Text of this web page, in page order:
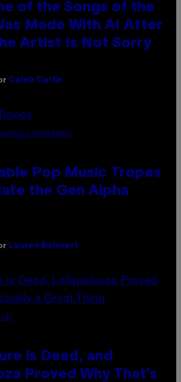
of the Songs of the
Made With AI After
Artist Is Not Sorry
Caleb Catlin
REDFERNS)
Pop Music Tropes
the Gen Alpha
Lauren Boisvert
is Dead, and
Proved Why That’s